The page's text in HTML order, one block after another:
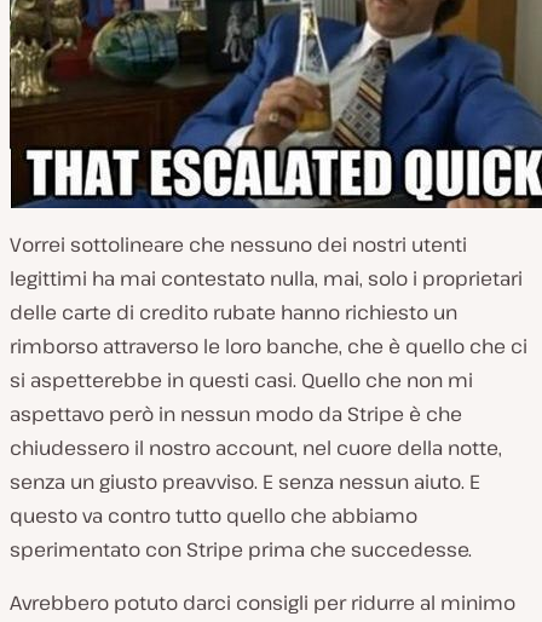
Vorrei sottolineare che nessuno dei nostri utenti
legittimi ha mai contestato nulla, mai, solo i proprietari
delle carte di credito rubate hanno richiesto un
rimborso attraverso le loro banche, che è quello che ci
si aspetterebbe in questi casi. Quello che non mi
aspettavo però in nessun modo da Stripe è che
chiudessero il nostro account, nel cuore della notte,
senza un giusto preavviso. E senza nessun aiuto. E
questo va contro tutto quello che abbiamo
sperimentato con Stripe prima che succedesse.
Avrebbero potuto darci consigli per ridurre al minimo